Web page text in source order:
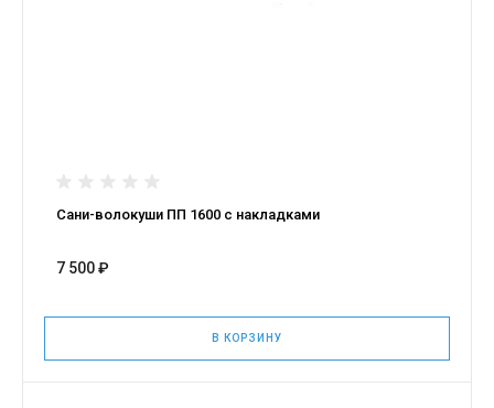
Сани-волокуши ПП 1600 с накладками
7 500 ₽
В КОРЗИНУ